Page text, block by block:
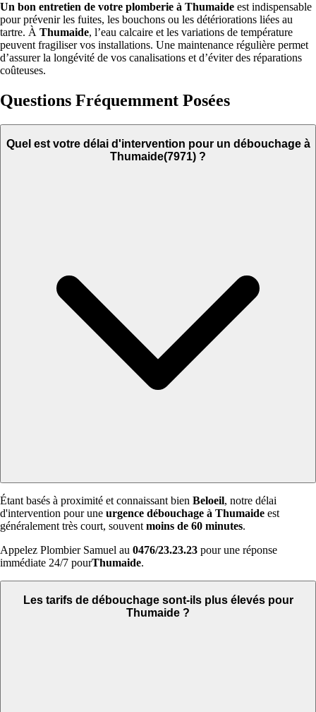
Un bon entretien de votre plomberie à Thumaide est indispensable
pour prévenir les fuites, les bouchons ou les détériorations liées au
tartre. À Thumaide, l’eau calcaire et les variations de température
peuvent fragiliser vos installations. Une maintenance régulière permet
d’assurer la longévité de vos canalisations et d’éviter des réparations
coûteuses.
Questions Fréquemment Posées
Quel est votre délai d'intervention pour un débouchage à
Thumaide(7971) ?
Étant basés à proximité et connaissant bien Beloeil, notre délai
d'intervention pour une urgence débouchage à Thumaide est
généralement très court, souvent moins de 60 minutes.
Appelez Plombier Samuel au 0476/23.23.23 pour une réponse
immédiate 24/7 pourThumaide.
Les tarifs de débouchage sont-ils plus élevés pour
Thumaide ?